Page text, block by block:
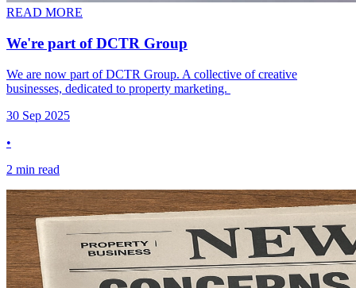
READ MORE
We're part of DCTR Group​​​​‌ ‍ ​‍​‍‌‍ ‌ ​‍‌‍‍‌‌‍‌ ‌‍‍‌‌‍ ‍​‍​‍​ ‍‍​‍​‍‌ ​ ‌‍​‌‌‍ ‍‌‍‍‌‌ ‌​‌ ‍‌​‍ ‍‌‍‍‌‌‍ ​‍​‍​‍ ​​‍​‍‌‍‍​‌ ​‍‌‍‌‌‌‍‌‍​‍​‍​ ‍‍​‍​‍​‍ ‌‍​‌‌‍‌​‌‍ ‌‌‍‍‌‌‍ ‍​‍ ‌‍‍‌‌‍ ‍‌ ‌​‌‍‌‌‌‍ ‍‌ ‌​​‍ ‌‍‌‌‌‍‌​‌‍‍‌‌ ‌​​‍ ‌‍ ‌‌‍ ‌‍‌​‌‍‌‌​ ‌‌ ​​‌ ​‍‌‍‌‌‌ ​ ‌‍‌‌‌‍ ‍‌ ‌​‌‍​‌‌ ‌​‌‍‍‌‌‍ ‌‍ ‍​ ‍ ‌‍‍‌‌‍‌​​ ‌​ ​​‌‍‌‍​ ​​‌‍​‍​ ​ ‌‍​‌‌‍​‌‌‍​‍​‍ ‌‌‍​‍‌‍​‍​ ​‍​ ‍‌​‍ ‌​ ‌​‌‍​ ‌‍‌‍​ ​​​‍ ‌​ ‍‌‌‍​ ​ ​​‌‍​ ​‍ ‌​ ‍​​ ​‍‌‍‌‌‌‍​ ​ ‌‌​ ​​​ ​ ​ ‌ ​ ‍‌‌‍​‍​ ​ ‌‍​‍​ ‍ ‌ ‌​‌ ‍‌‌ ​​‌‍‌‌​ ‌‌ ​​‌‍ ‌ ​ ‌ ‌​​ ‍ ‌ ​​‌‍​‌‌ ‌​‌‍‍​​ ‌‌ ‌​‌‍‍‌‌ ‌​‌‍ ​‌‍‌‌​ ‌‍​‍‌‍​‌‌ ​ ‌‍‌‌‌‌‌‌‌ ​‍‌‍ ​​ ‌​‍‌‌​ ​‍‌​‌‍‌‍​‌‌‍‌​‌‍ ‌‌‍‍‌‌‍ ‍​‍‌‍‌‍‍‌‌‍‌​​ ‌​ ​​‌‍‌‍​ ​​‌‍​‍​ ​ ‌‍​‌‌‍​‌‌‍​‍​‍ ‌‌‍​‍‌‍​‍​ ​‍​ ‍‌​‍ ‌​ ‌​‌‍​ ‌‍‌‍​ ​​​‍ ‌​ ‍‌‌‍​ ​ ​​‌‍​ ​‍ ‌​ ‍​​ ​‍‌‍‌‌‌‍​ ​ ‌‌​ ​​​ ​ ​ ‌ ​ ‍‌‌‍​‍​ ​ ‌‍​‍​‍‌‍‌ ‌​‌ ‍‌‌ ​​‌‍‌‌​ ‌‌ ​​‌‍ ‌ ​ ‌ ‌​​‍‌‍‌ ​​‌‍​‌‌ ‌​‌‍‍​​ ‌‌ ‌​‌‍‍‌‌ ‌​‌‍ ​‌‍‌‌​‍‌‍‌ ​​‌‍‌‌‌ ​‍‌ ​ ‌ ​​‌‍‌‌‌‍​ ‌ ‌​‌‍‍‌‌ ‌‍‌‍‌‌​ ‌‌ ​​‌ ‌‌‌‍​‍‌‍ ​‌‍‍‌‌ ​ ‌‍‍​‌‍‌‌‌‍‌​​‍​‍‌ ‌
We are now part of DCTR Group. A collective of creative
businesses, dedicated to property marketing. ​​​​‌ ‍ ​‍​‍‌‍ ‌ ​‍‌‍‍‌‌‍‌ ‌‍‍‌‌‍ ‍​‍​‍​ ‍‍​‍​‍‌ ​ ‌‍​‌‌‍ ‍‌‍‍‌‌ ‌​‌ ‍‌​‍ ‍‌‍‍‌‌‍ ​‍​‍​‍ ​​‍​‍‌‍‍​‌ ​‍‌‍‌‌‌‍‌‍​‍​‍​ ‍‍​‍​‍​‍ ‌‍​‌‌‍‌​‌‍ ‌‌‍‍‌‌‍ ‍​‍ ‌‍‍‌‌‍ ‍‌ ‌​‌‍‌‌‌‍ ‍‌ ‌​​‍ ‌‍‌‌‌‍‌​‌‍‍‌‌ ‌​​‍ ‌‍ ‌‌‍ ‌‍‌​‌‍‌‌​ ‌‌ ​​‌ ​‍‌‍‌‌‌ ​ ‌‍‌‌‌‍ ‍‌ ‌​‌‍​‌‌ ‌​‌‍‍‌‌‍ ‌‍ ‍​ ‍ ‌‍‍‌‌‍‌​​ ‌​ ​​‌‍‌‍​ ​​‌‍​‍​ ​ ‌‍​‌‌‍​‌‌‍​‍​‍ ‌‌‍​‍‌‍​‍​ ​‍​ ‍‌​‍ ‌​ ‌​‌‍​ ‌‍‌‍​ ​​​‍ ‌​ ‍‌‌‍​ ​ ​​‌‍​ ​‍ ‌​ ‍​​ ​‍‌‍‌‌‌‍​ ​ ‌‌​ ​​​ ​ ​ ‌ ​ ‍‌‌‍​‍​ ​ ‌‍​‍​ ‍ ‌ ‌​‌ ‍‌‌ ​​‌‍‌‌​ ‌‌ ​​‌‍ ‌ ​ ‌ ‌​​ ‍ ‌ ​​‌‍​‌‌ ‌​‌‍‍​​ ‌‌‍‌‌‌ ‍​‌‍​ ‌‍‌‌‌ ​‍‌ ​​‌ ‌​​‍‌‌​ ‌‌‌​​‍‌‌ ‌‍‍ ‌‍‌‌‌ ‍‌​‍‌‌​ ​ ‌​‌​​‍‌‌​ ​ ‌​‌​​‍‌‌​ ​‍​ ​‍‌‍‌​‌‍​ ​ ​ ​ ‌‍‌‍‌‌​ ‍‌‌‍​‍​ ​‍‌‍‌‍‌‍​ ‌‍​‍​ ​‍​‍‌‌​ ​‍​ ​‍​‍‌‌​ ‌‌‌​‌​​‍ ‍‌‍​ ‌‍‍​‌‍‍‌‌‍ ​‌‍‌​‌ ​‍‌‍‌‌‌‍ ‍​‍‌‌​ ‌‌‌​​‍‌‌ ‌‍‍ ‌‍‌‌‌ ‍‌​‍‌‌​ ​ ‌​‌​​‍‌‌​ ​ ‌​‌​​‍‌‌​ ​‍​ ​‍​ ​ ​ ​‌‌‍‌​‌‍‌​​ ‌‌‌‍​‌​ ​‌‌‍​ ​ ‌‌​ ​‍‌‍‌‍​ ​ ​‍‌‌​ ​‍​ ​‍​‍‌‌​ ‌‌‌​‌​​‍ ‍‌ ‌​‌‍‌‌‌ ‍​‌ ‌​​ ‌‍​‍‌‍​‌‌ ​ ‌‍‌‌‌‌‌‌‌ ​‍‌‍ ​​ ‌​‍‌‌​ ​‍‌​‌‍‌‍​‌‌‍‌​‌‍ ‌‌‍‍‌‌‍ ‍​‍‌‍‌‍‍‌‌‍‌​​ ‌​ ​​‌‍‌‍​ ​​‌‍​‍​ ​ ‌‍​‌‌‍​‌‌‍​‍​‍ ‌‌‍​‍‌‍​‍​ ​‍​ ‍‌​‍ ‌​ ‌​‌‍​ ‌‍‌‍​ ​​​‍ ‌​ ‍‌‌‍​ ​ ​​‌‍​ ​‍ ‌​ ‍​​ ​‍‌‍‌‌‌‍​ ​ ‌‌​ ​​​ ​ ​ ‌ ​ ‍‌‌‍​‍​ ​ ‌‍​‍​‍‌‍‌ ‌​‌ ‍‌‌ ​​‌‍‌‌​ ‌‌ ​​‌‍ ‌ ​ ‌ ‌​​‍‌‍‌ ​​‌‍​‌‌ ‌​‌‍‍​​ ‌‌‍‌‌‌ ‍​‌‍​ ‌‍‌‌‌ ​‍‌ ​​‌ ‌​​‍‌‌​ ‌‌‌​​‍‌‌ ‌‍‍ ‌‍‌‌‌ ‍‌​‍‌‌​ ​ ‌​‌​​‍‌‌​ ​ ‌​‌​​‍‌‌​ ​‍​ ​‍‌‍‌​‌‍​ ​ ​ ​ ‌‍‌‍‌‌​ ‍‌‌‍​‍​ ​‍‌‍‌‍‌‍​ ‌‍​‍​ ​‍​‍‌‌​ ​‍​ ​‍​‍‌‌​ ‌‌‌​‌​​‍ ‍‌‍​ ‌‍‍​‌‍‍‌‌‍ ​‌‍‌​‌ ​‍‌‍‌‌‌‍ ‍​‍‌‌​ ‌‌‌​​‍‌‌ ‌‍‍ ‌‍‌‌‌ ‍‌​‍‌‌​ ​ ‌​‌​​‍‌‌​ ​ ‌​‌​​‍‌‌​ ​‍​ ​‍​ ​ ​ ​‌‌‍‌​‌‍‌​​ ‌‌‌‍​‌​ ​‌‌‍​ ​ ‌‌​ ​‍‌‍‌‍​ ​ ​‍‌‌​ ​‍​ ​‍​‍‌‌​ ‌‌‌​‌​​‍ ‍‌ ‌​‌‍‌‌‌ ‍​‌ ‌​​‍‌‍‌ ​​‌‍‌‌‌ ​‍‌ ​ ‌ ​​‌‍‌‌‌‍​ ‌ ‌​‌‍‍‌‌ ‌‍‌‍‌‌​ ‌‌ ​​‌ ‌‌‌‍​‍‌‍ ​‌‍‍‌‌ ​ ‌‍‍​‌‍‌‌‌‍‌​​‍​‍‌ ‌
30 Sep 2025
•
2 min read